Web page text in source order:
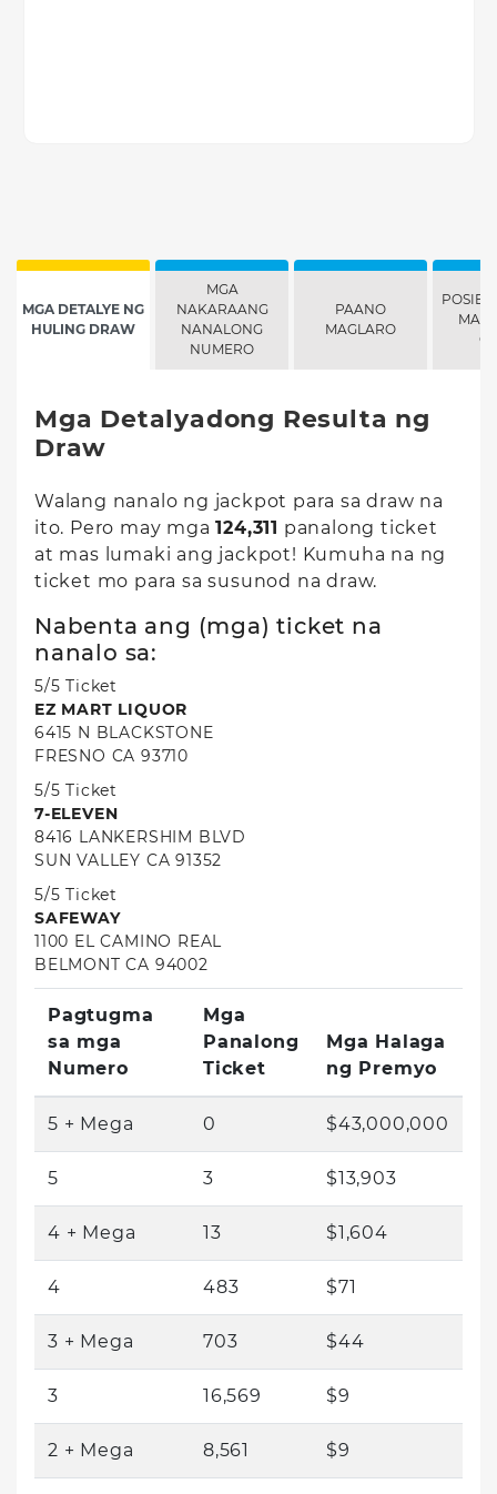
MGA DETALYE NG
HULING DRAW
MGA
NAKARAANG
NANALONG
NUMERO
PAANO
MAGLARO
Mga Detalyadong Resulta ng
Draw
Walang nanalo ng jackpot para sa draw na
ito. Pero may mga124,311 panalong ticket
at mas lumaki ang jackpot! Kumuha na ng
ticket mo para sa susunod na draw.
Nabenta ang (mga) ticket na
nanalo sa:
5/5 Ticket
EZ MART LIQUOR
6415 N BLACKSTONE
FRESNO CA 93710
5/5 Ticket
7-ELEVEN
8416 LANKERSHIM BLVD
SUN VALLEY CA 91352
5/5 Ticket
SAFEWAY
1100 EL CAMINO REAL
BELMONT CA 94002
Pagtugma
sa mga
Numero
Mga
Panalong
Ticket
Mga Halaga
ng Premyo
5 + Mega 0 $43,000,000
5 3 $13,903
4 + Mega 13 $1,604
4 483 $71
3 + Mega 703 $44
3 16,569 $9
2 + Mega 8,561 $9